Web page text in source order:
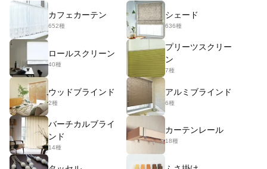
カフェカーテン
652種
シェード
636種
ロールスクリーン
40種
プリーツスクリー
ン
7種
ウッドブラインド
2種
アルミブラインド
6種
バーチカルブライ
ンド
14種
カーテンレール
18種